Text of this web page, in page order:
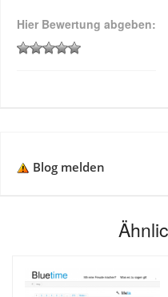
Hier Bewertung abgeben:
Blog melden